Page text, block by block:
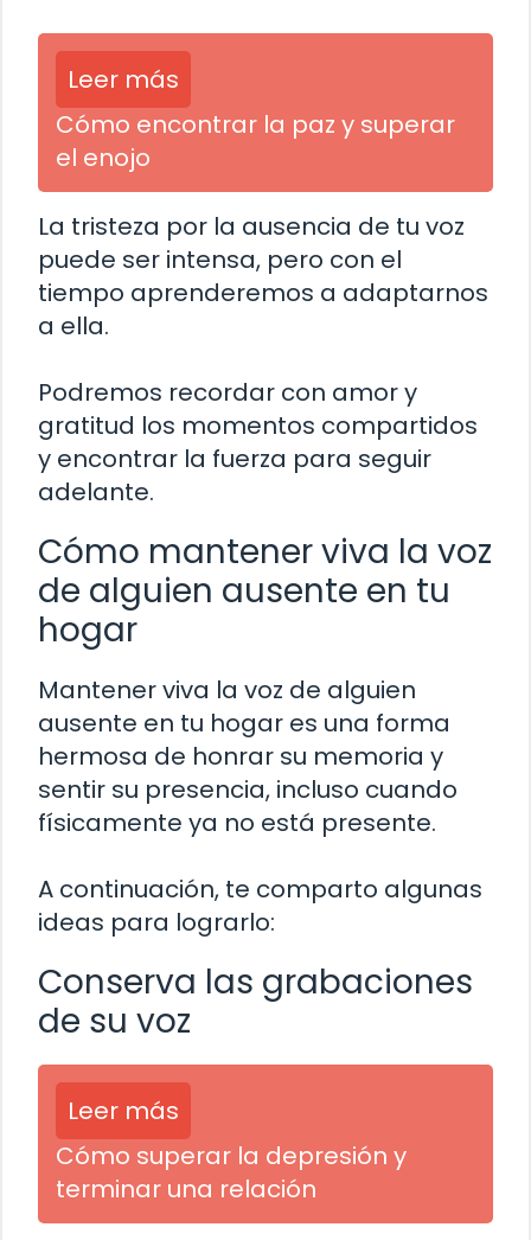
Leer más
Cómo encontrar la paz y superar
el enojo
La tristeza por la ausencia de tu voz
puede ser intensa, pero con el
tiempo aprenderemos a adaptarnos
a ella.
Podremos recordar con amor y
gratitud los momentos compartidos
y encontrar la fuerza para seguir
adelante.
Cómo mantener viva la voz
de alguien ausente en tu
hogar
Mantener viva la voz de alguien
ausente en tu hogar es una forma
hermosa de honrar su memoria y
sentir su presencia, incluso cuando
físicamente ya no está presente.
A continuación, te comparto algunas
ideas para lograrlo:
Conserva las grabaciones
de su voz
Leer más
Cómo superar la depresión y
terminar una relación